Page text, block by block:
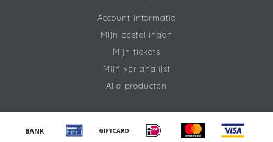
Account informatie
Mijn bestellingen
Mijn tickets
Mijn verlanglijst
Alle producten